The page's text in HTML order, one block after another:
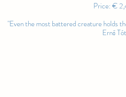
Price: €
"Even the most battered creature holds
Ernő